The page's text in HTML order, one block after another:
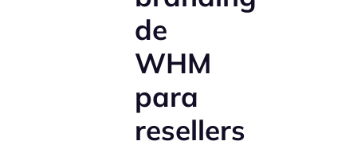
de
WHM
para
resellers